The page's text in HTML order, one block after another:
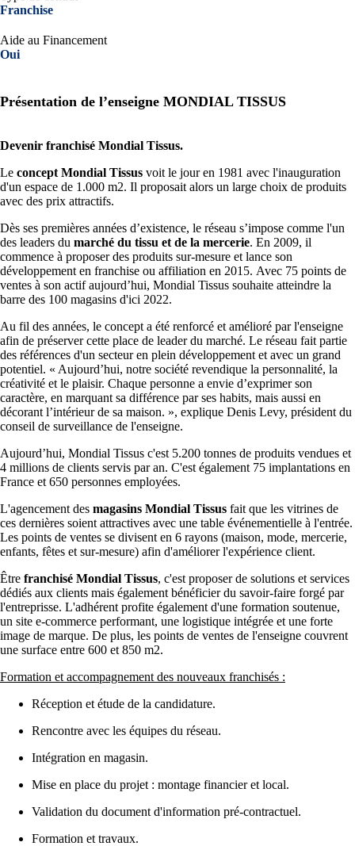
Franchise
Aide au Financement
Oui
Présentation de l’enseigne MONDIAL TISSUS
Devenir franchisé Mondial Tissus.
Le concept Mondial Tissus voit le jour en 1981 avec l'inauguration
d'un espace de 1.000 m2. Il proposait alors un large choix de produits
avec des prix attractifs.
Dès ses premières années d’existence, le réseau s’impose comme l'un
des leaders du marché du tissu et de la mercerie. En 2009, il
commence à proposer des produits sur-mesure et lance son
développement en franchise ou affiliation en 2015. Avec 75 points de
ventes à son actif aujourd’hui, Mondial Tissus souhaite atteindre la
barre des 100 magasins d'ici 2022.
Au fil des années, le concept a été renforcé et amélioré par l'enseigne
afin de préserver cette place de leader du marché. Le réseau fait partie
des références d'un secteur en plein développement et avec un grand
potentiel. « Aujourd’hui, notre société revendique la personnalité, la
créativité et le plaisir. Chaque personne a envie d’exprimer son
caractère, en marquant sa différence par ses habits, mais aussi en
décorant l’intérieur de sa maison. », explique Denis Levy, président du
conseil de surveillance de l'enseigne.
Aujourd’hui, Mondial Tissus c'est 5.200 tonnes de produits vendues et
4 millions de clients servis par an. C'est également 75 implantations en
France et 650 personnes employées.
L'agencement des magasins Mondial Tissus fait que les vitrines de
ces dernières soient attractives avec une table événementielle à l'entrée.
Les points de ventes se divisent en 6 rayons (maison, mode, mercerie,
enfants, fêtes et sur-mesure) afin d'améliorer l'expérience client.
Être franchisé Mondial Tissus, c'est proposer de solutions et services
dédiés aux clients mais également bénéficier du savoir-faire forgé par
l'entreprisse. L'adhérent profite également d'une formation soutenue,
un site e-commerce performant, une logistique intégrée et une forte
image de marque. De plus, les points de ventes de l'enseigne couvrent
une surface entre 600 et 850 m2.
Formation et accompagnement des nouveaux franchisés :
Réception et étude de la candidature.
Rencontre avec les équipes du réseau.
Intégration en magasin.
Mise en place du projet : montage financier et local.
Validation du document d'information pré-contractuel.
Formation et travaux.